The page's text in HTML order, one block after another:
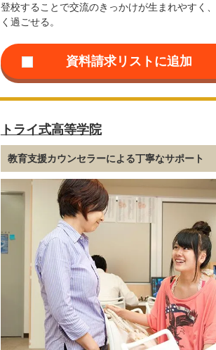
登校することで交流のきっかけが生まれやすく
く過ごせる。
トライ式高等学院
教育支援カウンセラーによる丁寧なサポート